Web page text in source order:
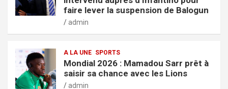
faire lever la suspension de Balogun
admin
A LA UNE SPORTS
Mondial 2026 : Mamadou Sarr prêt à
saisir sa chance avec les Lions
admin